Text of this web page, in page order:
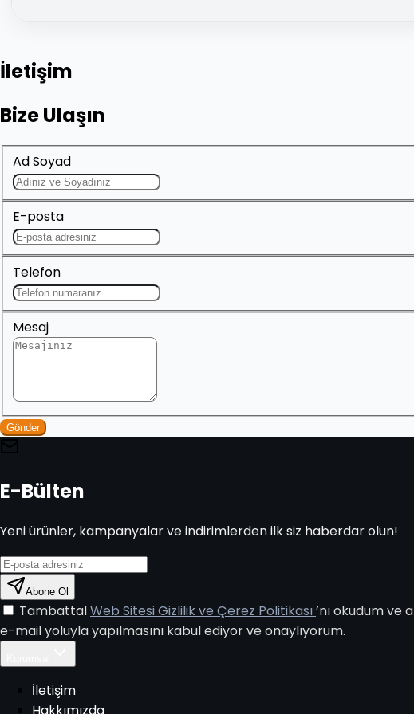
İletişim
Bize Ulaşın
Ad Soyad
E-posta
Telefon
Mesaj
Gönder
E-Bülten
Yeni ürünler, kampanyalar ve indirimlerden ilk siz haberdar olun!
Abone Ol
TambattalWeb Sitesi Gizlilik ve Çerez Politikası’nı okudum ve
e-mail yoluyla yapılmasını kabul ediyor ve onaylıyorum.
İletişim